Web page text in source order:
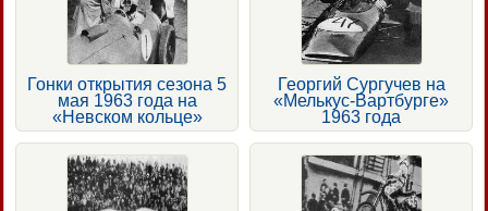
Гонки открытия сезона 5
мая 1963 года на
«Невском кольце»
Георгий Сургучев на
«Мелькус-Вартбурге»
1963 года